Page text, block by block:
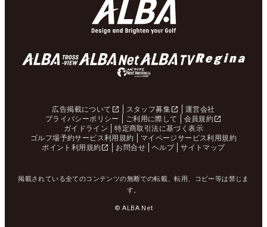
広告掲載について スタッフ募集
運営会社
プライバシーポリシー
ご利用に際して
会員規約
ガイドライン
特定商取引法に基づく表示
ゴルフ場予約サービス利用規約
マイページサービス利用規約
ポイント利用規約
お問合せ ヘルプ サイトマップ
掲載されている全てのコンテンツの無断での転載、転用、コピー等は禁じま
す。
© ALBA Net